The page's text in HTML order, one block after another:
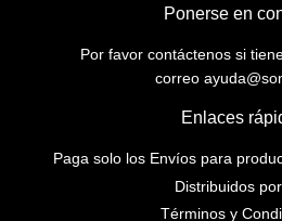
Ponerse en
Por favor contáctenos si
correo
Enlaces
Paga solo los Envíos para
Distribuidos
Términos y